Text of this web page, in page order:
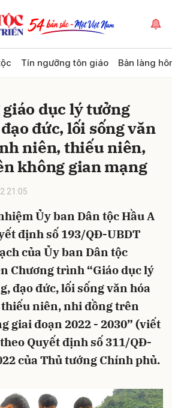
Tín ngưỡng tôn giáo Bản làng
dục lý tưởng
đức, lối sống văn
niên, thiếu niên,
không gian mạng
21:05
Ủy ban Dân tộc Hầu A
định số 193/QĐ-UBDT
của Ủy ban Dân tộc
Chương trình “Giáo dục lý
đạo đức, lối sống văn hóa
niên, nhi đồng trên
giai đoạn 2022 - 2030” (viết
Quyết định số 311/QĐ-
của Thủ tướng Chính phủ.